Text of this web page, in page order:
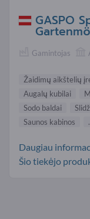
GASPO
Gamintojas
Žaidimų aikštelių
Augalų kubilai
Sodo baldai
Saunos kabinos
Daugiau
Šio tiekėjo